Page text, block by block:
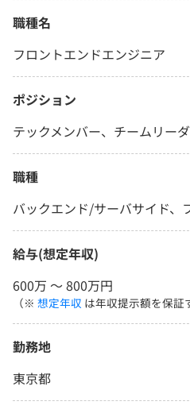
職種名
フロントエンドエンジニア
ポジション
テックメンバー、チームリー
職種
バックエンド/サーバサイド、
給与(想定年収)
600万 〜 800万円
（※ 想定年収 は年収提示額を保証
勤務地
東京都